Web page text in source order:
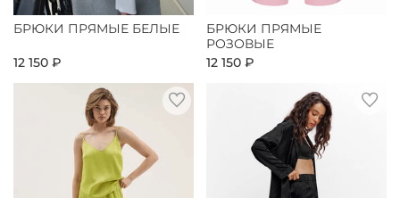
БРЮКИ ПРЯМЫЕ БЕЛЫЕ
12 150 ₽
БРЮКИ ПРЯМЫЕ
РОЗОВЫЕ
12 150 ₽